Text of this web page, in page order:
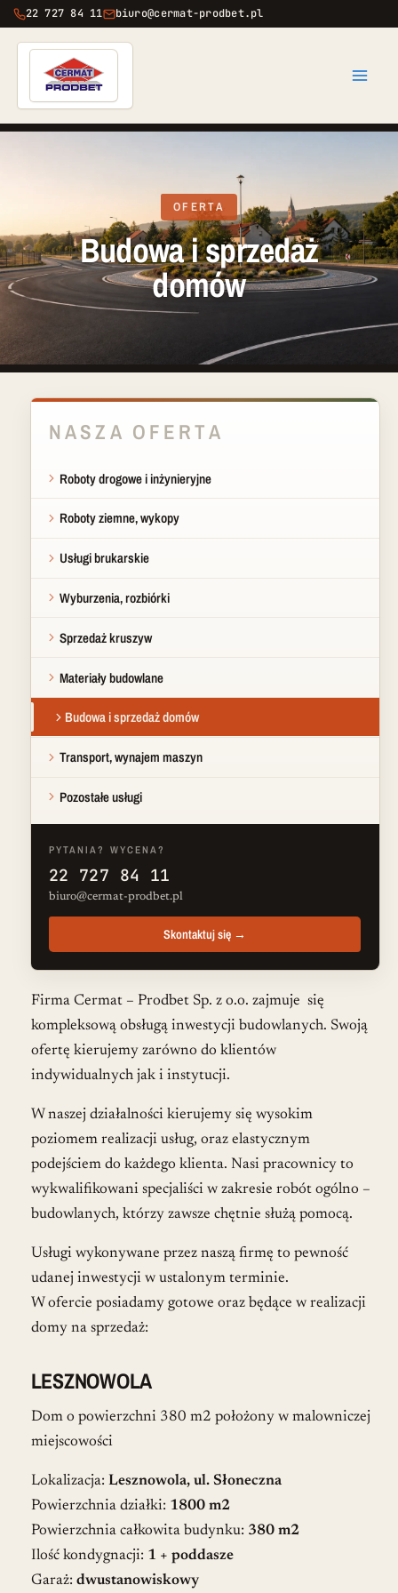
Przejdź22 727 84 11 biuro@cermat-prodbet.pl
OFERTA
Budowa i sprzedaż
domów
NASZA OFERTA
Roboty drogowe i inżynieryjne
Roboty ziemne, wykopy
Usługi brukarskie
Wyburzenia, rozbiórki
Sprzedaż kruszyw
Materiały budowlane
Budowa i sprzedaż domów
Transport, wynajem maszyn
Pozostałe usługi
PYTANIA? WYCENA?
22 727 84 11
biuro@cermat-prodbet.pl
Skontaktuj się →
Firma Cermat – Prodbet Sp. z o.o. zajmuje się
kompleksową obsługą inwestycji budowlanych. Swoją
ofertę kierujemy zarówno do klientów
indywidualnych jak i instytucji.
W naszej działalności kierujemy się wysokim
poziomem realizacji usług, oraz elastycznym
podejściem do każdego klienta. Nasi pracownicy to
wykwalifikowani specjaliści w zakresie robót ogólno –
budowlanych, którzy zawsze chętnie służą pomocą.
Usługi wykonywane przez naszą firmę to pewność
udanej inwestycji w ustalonym terminie.
W ofercie posiadamy gotowe oraz będące w realizacji
domy na sprzedaż:
LESZNOWOLA
Dom o powierzchni 380 m2 położony w malowniczej
miejscowości
Lokalizacja: Lesznowola, ul. Słoneczna
Powierzchnia działki: 1800m2
Powierzchnia całkowita budynku: 380m2
Ilość kondygnacji: 1 + poddasze
Garaż: dwustanowiskowy